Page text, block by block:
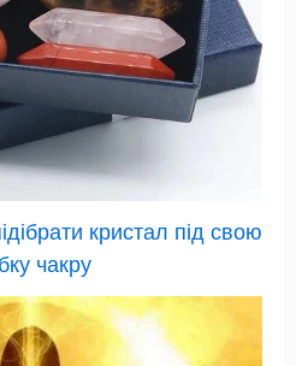
кристал під свою
чакру